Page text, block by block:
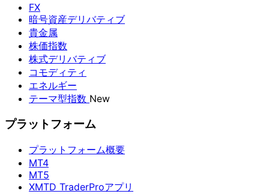
FX
暗号資産デリバティブ
貴金属
株価指数
株式デリバティブ
コモディティ
エネルギー
テーマ型指数 New
プラットフォーム
プラットフォーム概要
MT4
MT5
XMTD TraderProアプリ